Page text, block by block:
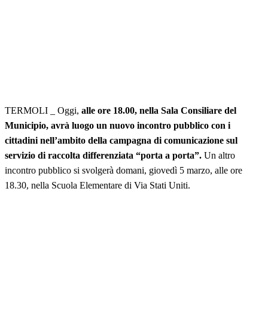
TERMOLI _ Oggi, alle ore 18.00, nella Sala Consiliare del
Municipio, avrà luogo un nuovo incontro pubblico con i
cittadini nell’ambito della campagna di comunicazione sul
servizio di raccolta differenziata “porta a porta”. Un altro
incontro pubblico si svolgerà domani, giovedì 5 marzo, alle ore
18.30, nella Scuola Elementare di Via Stati Uniti.